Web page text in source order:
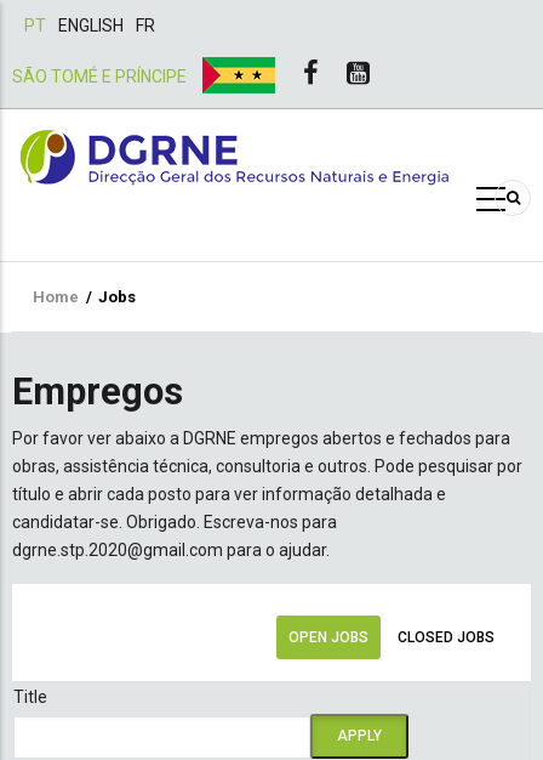
PT ENGLISH FR
SÃO TOMÉ E PRÍNCIPE
Breadcrumb
Home / Jobs
Empregos
Por favor ver abaixo a DGRNE empregos abertos e fechados para
obras, assistência técnica, consultoria e outros. Pode pesquisar por
título e abrir cada posto para ver informação detalhada e
candidatar-se. Obrigado. Escreva-nos para
dgrne.stp.2020@gmail.com para o ajudar.
OPEN JOBS CLOSED JOBS
Title